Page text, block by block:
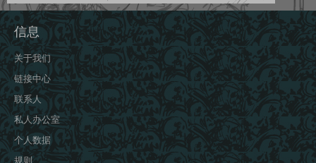
信息
关于我们
链接中心
联系人
私人办公室
个人数据